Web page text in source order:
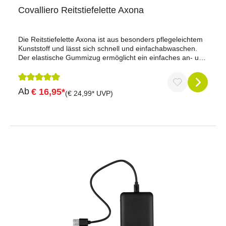
Covalliero Reitstiefelette Axona
Die Reitstiefelette Axona ist aus besonders pflegeleichtem
Kunststoff und lässt sich schnell und einfachabwaschen.
Der elastische Gummizug ermöglicht ein einfaches an- und
Kunststoffwasserdicht und abwaschbarelastischer
Gummizug am Knöchelmit rutschfester LaufsohleFarbe:
schwarzGröße: 31-42
Durchschnittliche Bewertung von 5 von 5 Sternen
Ab € 16,95*(€ 24,99* UVP)